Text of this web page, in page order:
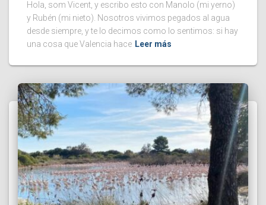
Hola, som Vicent, y escribo esto con Manolo (mi yerno)
y Rubén (mi nieto). Nosotros vivimos pegados al agua
desde siempre, y te lo decimos como lo sentimos: si hay
una cosa que Valencia hace Leer más